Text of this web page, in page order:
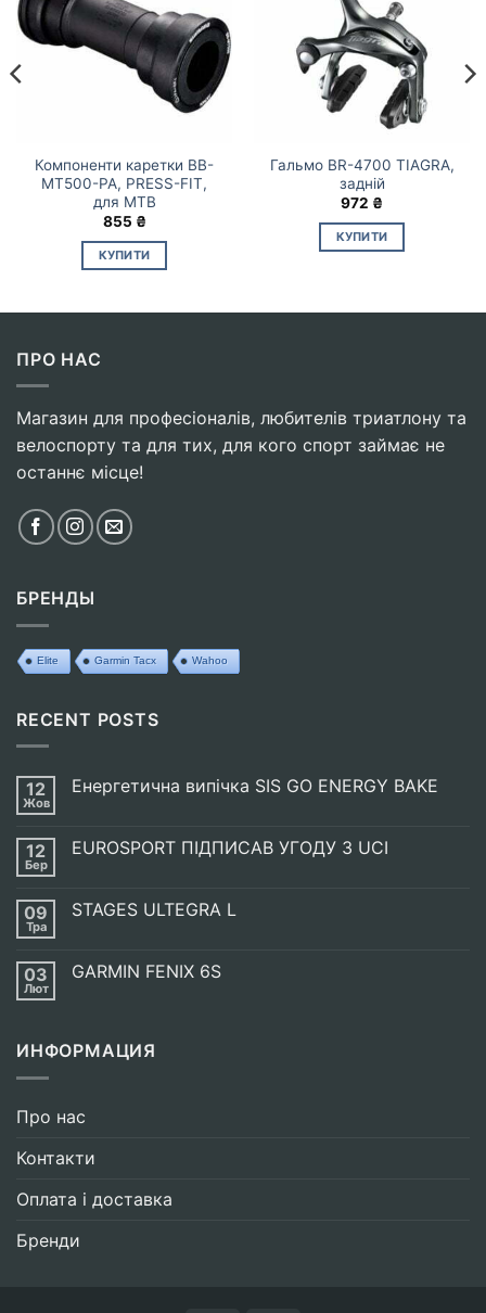
Компоненти каретки BB-
MT500-PA, PRESS-FIT,
для MTB
855 ₴
КУПИТИ
Гальмо BR-4700 TIAGRA,
задній
972 ₴
КУПИТИ
ПРО НАС
Магазин для професіоналів, любителів триатлону та
велоспорту та для тих, для кого спорт займає не
останнє місце!
БРЕНДЫ
Elite Garmin Tacx Wahoo
RECENT POSTS
12
Жов
Енергетична випічка SIS GO ENERGY BAKE
Енергетична
ENERGY
BAKE
12
Бер
EUROSPORT ПІДПИСАВ УГОДУ З UCI
EUROSPORT
UCI
09
Тра
STAGES ULTEGRA L
STAGES
03
Лют
GARMIN FENIX 6S
FENIX
ИНФОРМАЦИЯ
Про нас
Контакти
Оплата і доставка
Бренди